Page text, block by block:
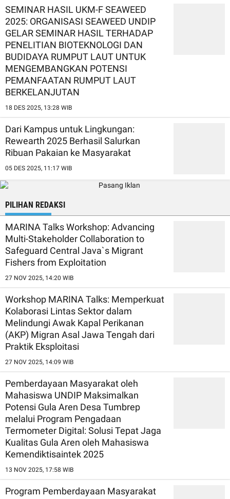
SEMINAR HASIL UKM-F SEAWEED
2025: ORGANISASI SEAWEED UNDIP
GELAR SEMINAR HASIL TERHADAP
PENELITIAN BIOTEKNOLOGI DAN
BUDIDAYA RUMPUT LAUT UNTUK
MENGEMBANGKAN POTENSI
PEMANFAATAN RUMPUT LAUT
BERKELANJUTAN
18 DES 2025, 13:28 WIB
Dari Kampus untuk Lingkungan:
Rewearth 2025 Berhasil Salurkan
Ribuan Pakaian ke Masyarakat
05 DES 2025, 11:17 WIB
PILIHAN REDAKSI
MARINA Talks Workshop: Advancing
Multi-Stakeholder Collaboration to
Safeguard Central Java`s Migrant
Fishers from Exploitation
27 NOV 2025, 14:20 WIB
Workshop MARINA Talks: Memperkuat
Kolaborasi Lintas Sektor dalam
Melindungi Awak Kapal Perikanan
(AKP) Migran Asal Jawa Tengah dari
Praktik Eksploitasi
27 NOV 2025, 14:09 WIB
Pemberdayaan Masyarakat oleh
Mahasiswa UNDIP Maksimalkan
Potensi Gula Aren Desa Tumbrep
melalui Program Pengadaan
Termometer Digital: Solusi Tepat Jaga
Kualitas Gula Aren oleh Mahasiswa
Kemendiktisaintek 2025
13 NOV 2025, 17:58 WIB
Program Pemberdayaan Masyarakat